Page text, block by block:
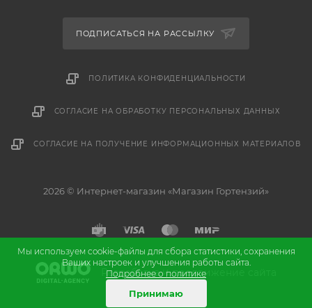
ПОДПИСАТЬСЯ НА РАССЫЛКУ
ПОЛИТИКА КОНФИДЕНЦИАЛЬНОСТИ
СОГЛАСИЕ НА ОБРАБОТКУ ПЕРСОНАЛЬНЫХ ДАННЫХ
СОГЛАСИЕ НА ПОЛУЧЕНИЕ ИНФОРМАЦИОННЫХ МАТЕРИАЛОВ
2026 © Интернет-магазин «Магазин Гортензий»
Разработкаипродвижение сайта
Мы используем cookie-файлы для сбора статистики, сохранения
Ваших настроек и улучшения работы сайта.
Подробнее о политике
Принимаю